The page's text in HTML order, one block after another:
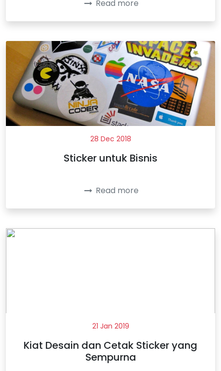
Read more
28 Dec 2018
Sticker untuk Bisnis
Read more
21 Jan 2019
Kiat Desain dan Cetak Sticker yang
Sempurna